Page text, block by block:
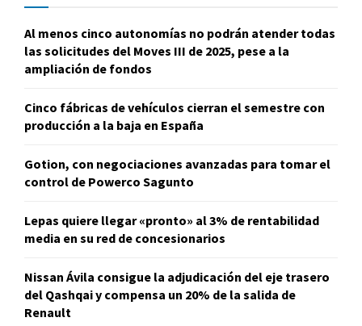
Al menos cinco autonomías no podrán atender todas
las solicitudes del Moves III de 2025, pese a la
ampliación de fondos
Cinco fábricas de vehículos cierran el semestre con
producción a la baja en España
Gotion, con negociaciones avanzadas para tomar el
control de Powerco Sagunto
Lepas quiere llegar «pronto» al 3% de rentabilidad
media en su red de concesionarios
Nissan Ávila consigue la adjudicación del eje trasero
del Qashqai y compensa un 20% de la salida de
Renault